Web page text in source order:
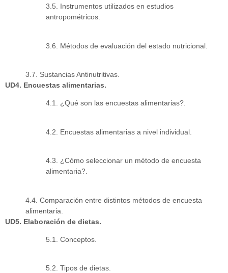
3.5. Instrumentos utilizados en estudios
antropométricos.
3.6. Métodos de evaluación del estado nutricional.
3.7. Sustancias Antinutritivas.
UD4. Encuestas alimentarias.
4.1. ¿Qué son las encuestas alimentarias?.
4.2. Encuestas alimentarias a nivel individual.
4.3. ¿Cómo seleccionar un método de encuesta
alimentaria?.
4.4. Comparación entre distintos métodos de encuesta
alimentaria.
UD5. Elaboración de dietas.
5.1. Conceptos.
5.2. Tipos de dietas.